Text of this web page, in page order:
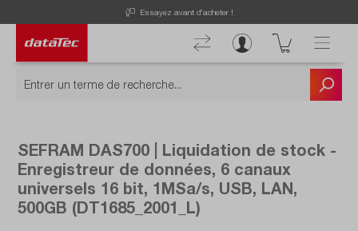
Découvrez nos offres actuelles !
SEFRAM DAS700 | Liquidation de stock -
Enregistreur de données, 6 canaux
universels 16 bit, 1MSa/s, USB, LAN,
500GB (DT1685_2001_L)
Now viewing Points forts section